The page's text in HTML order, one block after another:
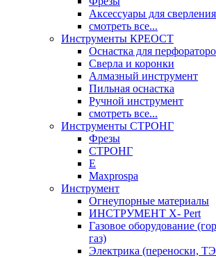
Аксессуары для
смотреть все...
Инструменты КРЕОСТ
Оснастка для
Сверла и коронки
Алмазный инструмент
Пильная оснастка
Ручной инструмент
смотреть все...
Инструменты СТРОНГ
Фрезы
СТРОНГ
Е
Maxprospa
Инструмент
Огнеупорные материалы
ИНСТРУМЕНТ X- Pert
Газовое оборудование
газ)
Электрика (переноски,